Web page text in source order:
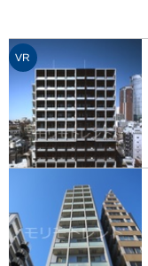
VR